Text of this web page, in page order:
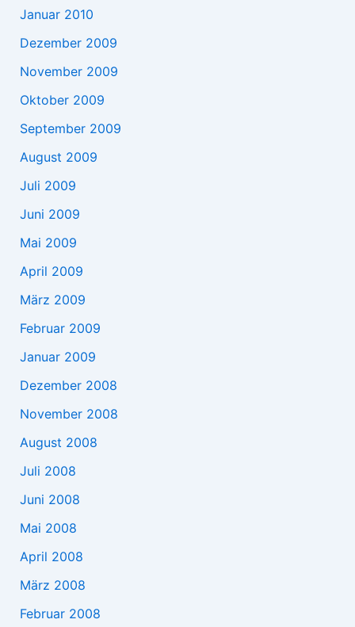
Januar 2010
Dezember 2009
November 2009
Oktober 2009
September 2009
August 2009
Juli 2009
Juni 2009
Mai 2009
April 2009
März 2009
Februar 2009
Januar 2009
Dezember 2008
November 2008
August 2008
Juli 2008
Juni 2008
Mai 2008
April 2008
März 2008
Februar 2008